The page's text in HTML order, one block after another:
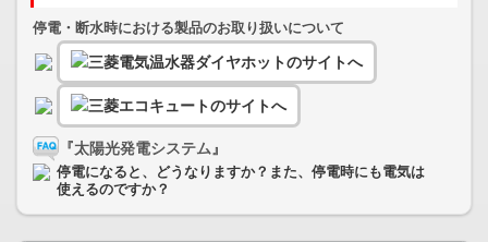
停電・断水時における製品のお取り扱いについて
『太陽光発電システム』
停電になると、どうなりますか？また、停電時にも電気は
使えるのですか？